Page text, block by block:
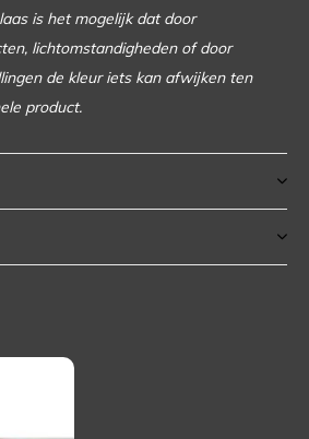
is het mogelijk dat door
lichtomstandigheden of door
de kleur iets kan afwijken ten
product.